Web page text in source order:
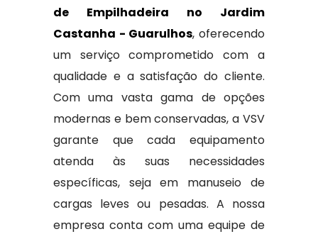
de Empilhadeira no Jardim
Castanha - Guarulhos, oferecendo
um serviço comprometido com a
qualidade e a satisfação do cliente.
Com uma vasta gama de opções
modernas e bem conservadas, a VSV
garante que cada equipamento
atenda às suas necessidades
específicas, seja em manuseio de
cargas leves ou pesadas. A nossa
empresa conta com uma equipe de